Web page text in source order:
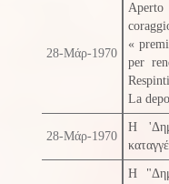
28-Μάρ-1970
«
per
La
28-Μάρ-1970
Η
Η